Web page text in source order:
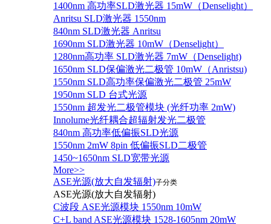
1400nm 高功率SLD激光器 15mW（Denselight）
Anritsu SLD激光器 1550nm
840nm SLD激光器 Anritsu
1690nm SLD激光器 10mW（Denselight）
1280nm高功率 SLD激光器 7mW（Denselight)
1650nm SLD保偏激光二极管 10mW（Anristsu)
1550nm SLD高功率保偏激光二极管 25mW
1950nm SLD 台式光源
1550nm 超发光二极管模块 (光纤功率 2mW)
Innolume光纤耦合超辐射发光二极管
840nm 高功率低偏振SLD光源
1550nm 2mW 8pin 低偏振SLD二极管
1450~1650nm SLD宽带光源
More>>
ASE光源(放大自发辐射)子分类
ASE光源(放大自发辐射)
C波段 ASE光源模块 1550nm 10mW
C+L band ASE光源模块 1528-1605nm 20mW